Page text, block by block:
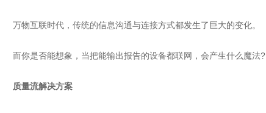
万物互联时代，传统的信息沟通与连接方式都发生了巨大的变化。
而你是否能想象，当把能输出报告的设备都联网，会产生什么魔法?
质量流解决方案